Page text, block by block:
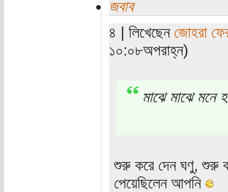
জবাব
৪ | লিখেছেন জোহরা
১০:০৮অপরাহ্ন)
মাঝে মাঝে মনে
শুরু করে দেন ঘণু, শুরু
পেয়েছিলেন আপনি